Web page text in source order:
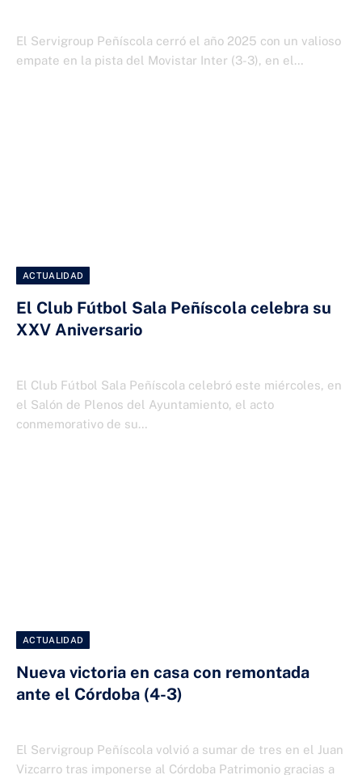
El Servigroup Peñíscola cerró el año 2025 con un valioso
empate en la pista del Movistar Inter (3-3), en el…
ACTUALIDAD
El Club Fútbol Sala Peñíscola celebra su
XXV Aniversario
El Club Fútbol Sala Peñíscola celebró este miércoles, en
el Salón de Plenos del Ayuntamiento, el acto
conmemorativo de su…
ACTUALIDAD
Nueva victoria en casa con remontada
ante el Córdoba (4-3)
El Servigroup Peñíscola volvió a sumar de tres en el Juan
Vizcarro tras imponerse al Córdoba Patrimonio gracias a